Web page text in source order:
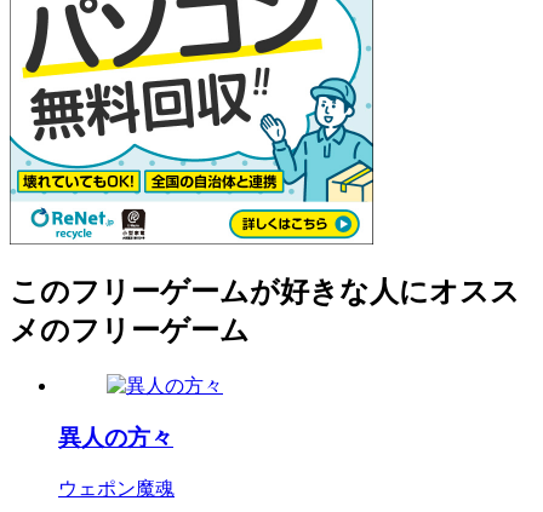
このフリーゲームが好きな人にオスス
メのフリーゲーム
異人の方々
ウェポン魔魂